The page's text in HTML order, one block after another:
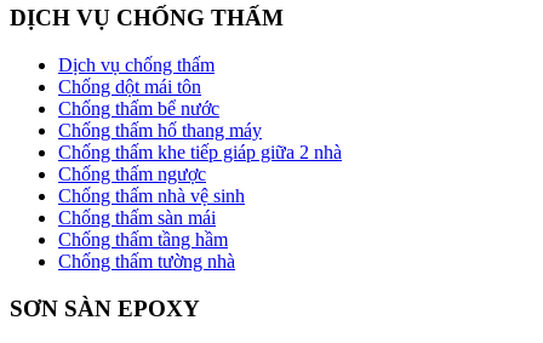
DỊCH VỤ CHỐNG THẤM
Dịch vụ chống thấm
Chống dột mái tôn
Chống thấm bể nước
Chống thấm hố thang máy
Chống thấm khe tiếp giáp giữa 2 nhà
Chống thấm ngược
Chống thấm nhà vệ sinh
Chống thấm sàn mái
Chống thấm tầng hầm
Chống thấm tường nhà
SƠN SÀN EPOXY